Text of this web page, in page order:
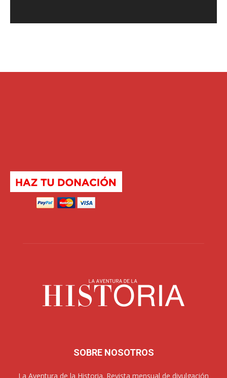
SOBRE NOSOTROS
La Aventura de la Historia. Revista mensual de divulgación